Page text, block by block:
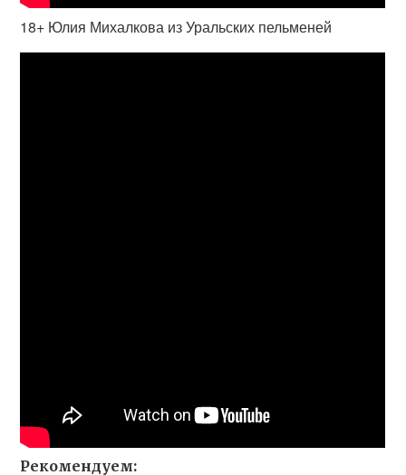
18+ Юлия Михалкова из Уральских пельменей
Рекомендуем: